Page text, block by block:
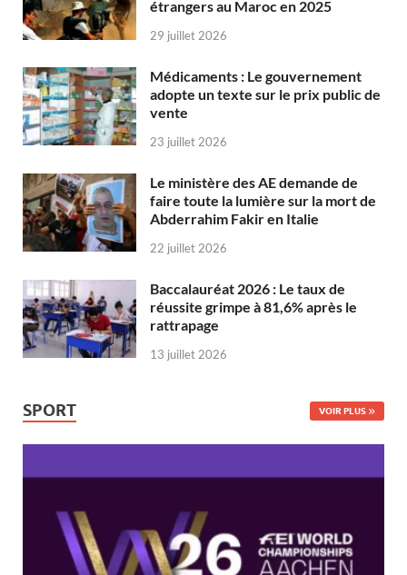
étrangers au Maroc en 2025
29 juillet 2026
Médicaments : Le gouvernement
adopte un texte sur le prix public de
vente
23 juillet 2026
Le ministère des AE demande de
faire toute la lumière sur la mort de
Abderrahim Fakir en Italie
22 juillet 2026
Baccalauréat 2026 : Le taux de
réussite grimpe à 81,6% après le
rattrapage
13 juillet 2026
SPORT VOIR PLUS